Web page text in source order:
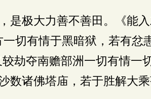
是极大力善不善田。《能入
切有情于黑暗狱，若有忿
劫夺南赡部洲一切有情一
数诸佛塔庙，若于胜解大